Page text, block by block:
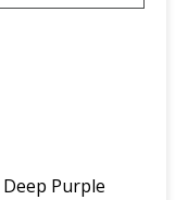
Deep Purple